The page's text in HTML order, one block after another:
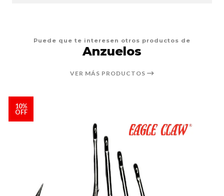
Puede que te interesen otros productos de
Anzuelos
VER MÁS PRODUCTOS
10%
OFF